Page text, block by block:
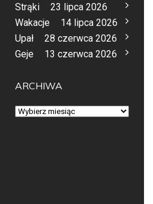
Strąki
23 lipca 2026
Wakacje
14 lipca 2026
Upał
28 czerwca 2026
Geje
13 czerwca 2026
ARCHIWA
Archiwa